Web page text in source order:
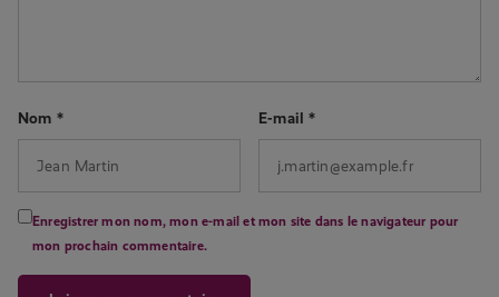
Nom * E-mail*
Enregistrer mon nom, mon e-mail et mon site dans le navigateur pour
mon prochain commentaire.